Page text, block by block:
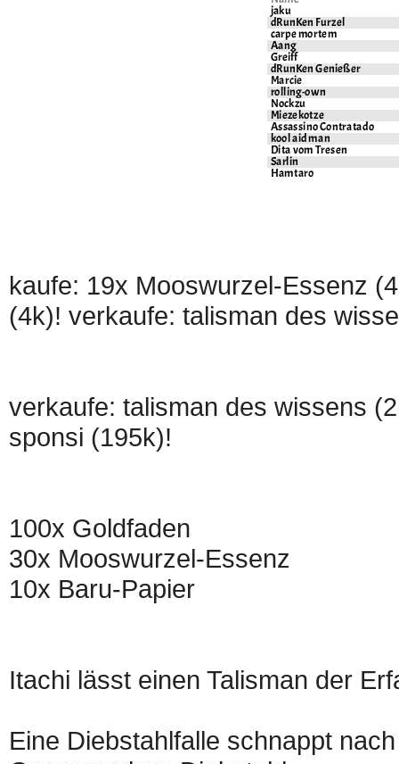
kaufe: 19x Mooswurzel-Essenz
(4k)! verkaufe: talisman des
verkaufe: talisman des wissens
sponsi (195k)!
100x Goldfaden
30x Mooswurzel-Essenz
10x Baru-Papier
Itachi lässt einen Talisman der
Eine Diebstahlfalle schnappt